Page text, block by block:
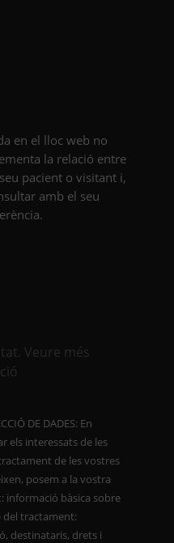
en el lloc web no
la relació entre
pacient o visitant i,
amb el seu
DE DADES: En
els interessats de les
de les vostres
posem a la vostra
informació bàsica sobre
del tractament:
destinataris, drets i